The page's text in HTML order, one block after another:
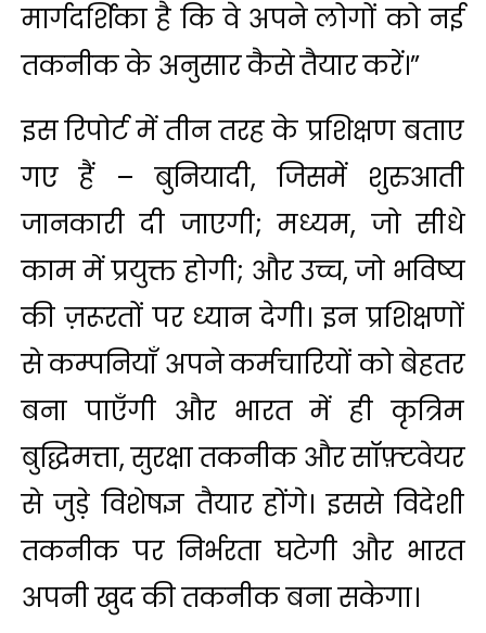
मार्गदर्शिका है कि वे अपने लोगों को नई
तकनीक के अनुसार कैसे तैयार करें।”
इस रिपोर्ट में तीन तरह के प्रशिक्षण बताए
गए हैं – बुनियादी, जिसमें शुरुआती
जानकारी दी जाएगी; मध्यम, जो सीधे
काम में प्रयुक्त होगी; और उच्च, जो भविष्य
की ज़रूरतों पर ध्यान देगी। इन प्रशिक्षणों
से कम्पनियाँ अपने कर्मचारियों को बेहतर
बना पाएँगी और भारत में ही कृत्रिम
बुद्धिमत्ता, सुरक्षा तकनीक और सॉफ़्टवेयर
से जुड़े विशेषज्ञ तैयार होंगे। इससे विदेशी
तकनीक पर निर्भरता घटेगी और भारत
अपनी खुद की तकनीक बना सकेगा।